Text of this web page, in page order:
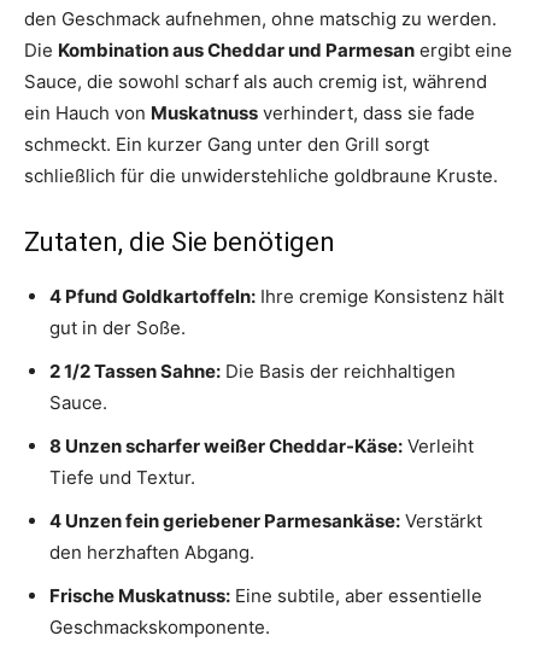
den Geschmack aufnehmen, ohne matschig zu werden.
Die Kombination aus Cheddar und Parmesan ergibt eine
Sauce, die sowohl scharf als auch cremig ist, während
ein Hauch von Muskatnuss verhindert, dass sie fade
schmeckt. Ein kurzer Gang unter den Grill sorgt
schließlich für die unwiderstehliche goldbraune Kruste.
Zutaten, die Sie benötigen
4 Pfund Goldkartoffeln: Ihre cremige Konsistenz hält
gut in der Soße.
2 1/2 Tassen Sahne: Die Basis der reichhaltigen
Sauce.
8 Unzen scharfer weißer Cheddar-Käse: Verleiht
Tiefe und Textur.
4 Unzen fein geriebener Parmesankäse: Verstärkt
den herzhaften Abgang.
Frische Muskatnuss: Eine subtile, aber essentielle
Geschmackskomponente.